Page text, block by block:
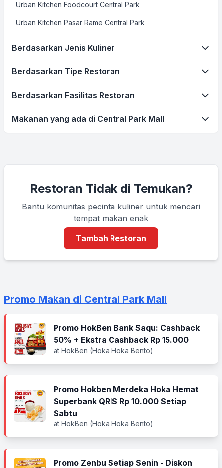
Urban Kitchen Foodcourt Central Park
Urban Kitchen Pasar Rame Central Park
Berdasarkan Jenis Kuliner
Berdasarkan Tipe Restoran
Berdasarkan Fasilitas Restoran
Makanan yang ada di Central Park Mall
Restoran Tidak di Temukan?
Bantu komunitas pecinta kuliner untuk mencari
tempat makan enak
Tambah Restoran
Promo Makan di Central Park Mall
Promo HokBen Bank Saqu: Cashback
50% + Ekstra Cashback Rp 15.000
at HokBen (Hoka Hoka Bento)
Promo Hokben Merdeka Hoka Hemat
Superbank QRIS Rp 10.000 Setiap
Sabtu
at HokBen (Hoka Hoka Bento)
Promo Zenbu Setiap Senin - Diskon